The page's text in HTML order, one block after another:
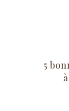
5